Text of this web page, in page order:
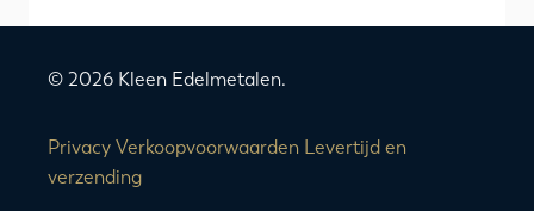
© 2026 Kleen Edelmetalen.
Privacy Verkoopvoorwaarden Levertijd en
verzending